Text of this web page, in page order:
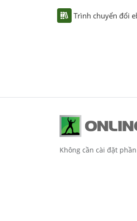
Trình chuyển đổi
Không cần cài đặt